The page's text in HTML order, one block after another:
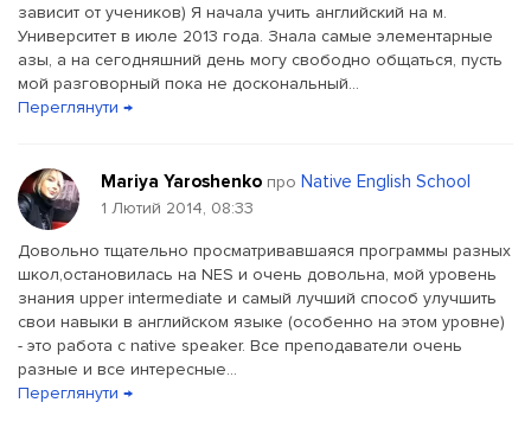
зависит от учеников) Я начала учить английский на м.
Университет в июле 2013 года. Знала самые элементарные
азы, а на сегодняшний день могу свободно общаться, пусть
мой разговорный пока не доскональный...
Переглянути →
Mariya Yaroshenko про Native English School
1 Лютий 2014, 08:33
Довольно тщательно просматривавшаяся программы разных
школ,остановилась на NES и очень довольна, мой уровень
знания upper intermediate и самый лучший способ улучшить
свои навыки в английском языке (особенно на этом уровне)
- это работа с native speaker. Все преподаватели очень
разные и все интересные...
Переглянути →